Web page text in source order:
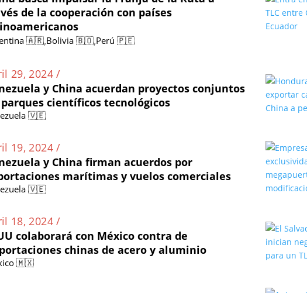
de la cooperación con países
🇦🇷,Bolivia 🇧🇴,Perú 🇵🇪
29, 2024 /
y China acuerdan proyectos conjuntos
científicos tecnológicos
🇻🇪
19, 2024 /
y China firman acuerdos por
marítimas y vuelos comerciales
🇻🇪
18, 2024 /
colaborará con México contra de
chinas de acero y aluminio
🇲🇽